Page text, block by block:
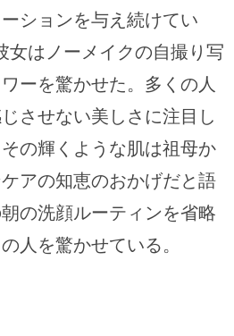
ションを与え続けてい
女はノーメイクの自撮り写
ーを驚かせた。多くの人
させない美しさに注目し
の輝くような肌は祖母か
アの知恵のおかげだと語
の洗顔ルーティンを省略
人を驚かせている。